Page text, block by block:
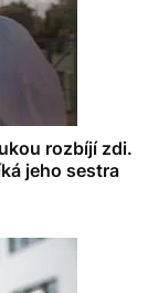
rozbíjí zdi.
jeho sestra